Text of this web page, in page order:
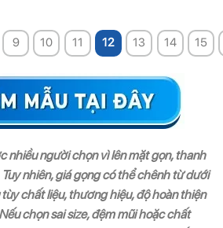
9 10 11 12 13 14 15
nhiều người chọn vì lên mặt gọn, thanh
nhiên, giá gọng có thể chênh từ dưới
chất liệu, thương hiệu, độ hoàn thiện
chọn sai size, đệm mũi hoặc chất